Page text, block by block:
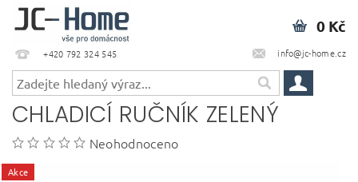
+420 792 324 545 info@jc-home.cz
0 Kč
CHLADICÍ RUČNÍK ZELENÝ
Neohodnoceno
Akce